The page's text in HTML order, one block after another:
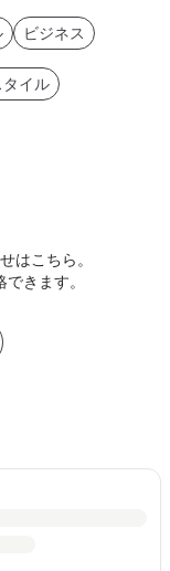
ビジネス
タイル
はこちら。
きます。